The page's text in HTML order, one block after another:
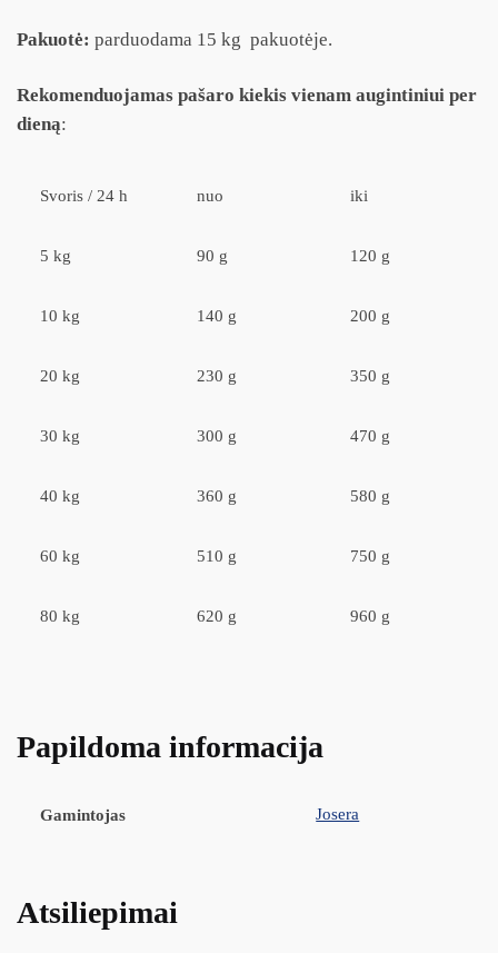
Pakuotė: parduodama 15 kg pakuotėje.
Rekomenduojamas pašaro kiekis vienam augintiniui per
dieną:
Svoris / 24 h nuo iki
5 kg 90 g 120 g
10 kg 140 g 200 g
20 kg 230 g 350 g
30 kg 300 g 470 g
40 kg 360 g 580 g
60 kg 510 g 750 g
80 kg 620 g 960 g
Papildoma informacija
Gamintojas Josera
Atsiliepimai